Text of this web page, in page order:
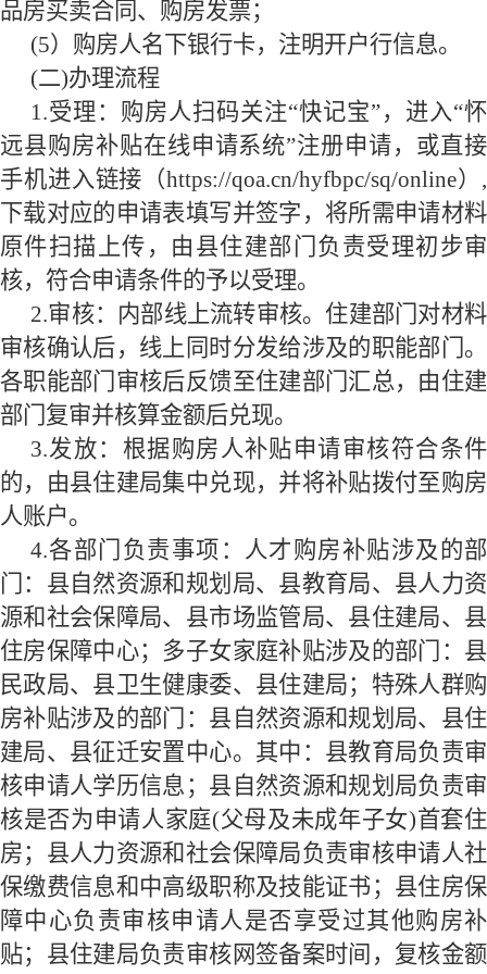
品房买卖合同、购房发票；
(5）购房人名下银行卡，注明开户行信息。
(二)办理流程
1.受理：购房人扫码关注“快记宝”， 进入“怀
远县购房补贴在线申请系统”注册申请，或直接
手机进入链接（https://qoa.cn/hyfbpc/sq/online）,
下载对应的申请表填写并签字，将所需申请材料
原件扫描上传，由县住建部门负责受理初步审
核，符合申请条件的予以受理。
2.审核：内部线上流转审核。住建部门对材料
审核确认后，线上同时分发给涉及的职能部门。
各职能部门审核后反馈至住建部门汇总，由住建
部门复审并核算金额后兑现。
3.发放：根据购房人补贴申请审核符合条件
的，由县住建局集中兑现，并将补贴拨付至购房
人账户。
4.各部门负责事项：人才购房补贴涉及的部
门：县自然资源和规划局、县教育局、县人力资
源和社会保障局、县市场监管局、县住建局、县
住房保障中心；多子女家庭补贴涉及的部门：县
民政局、县卫生健康委、县住建局；特殊人群购
房补贴涉及的部门：县自然资源和规划局、县住
建局、县征迁安置中心。 其中：县教育局负责审
核申请人学历信息；县自然资源和规划局负责审
核是否为申请人家庭(父母及未成年子女)首套住
房；县人力资源和社会保障局负责审核申请人社
保缴费信息和中高级职称及技能证书；县住房保
障中心负责审核申请人是否享受过其他购房补
贴；县住建局负责审核网签备案时间，复核金额